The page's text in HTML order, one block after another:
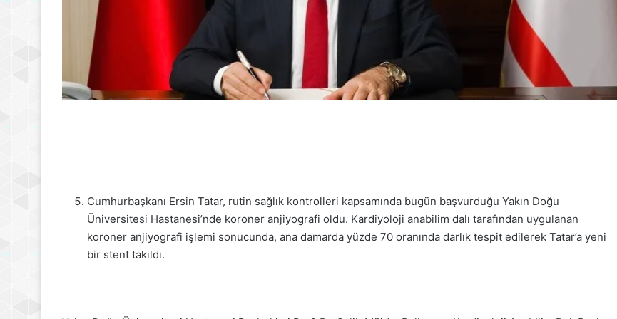
Cumhurbaşkanı Ersin Tatar, rutin sağlık kontrolleri kapsamında bugün başvurduğu Yakın Doğu
Üniversitesi Hastanesi’nde koroner anjiyografi oldu. Kardiyoloji anabilim dalı tarafından uygulanan
koroner anjiyografi işlemi sonucunda, ana damarda yüzde 70 oranında darlık tespit edilerek Tatar’a yeni
bir stent takıldı.